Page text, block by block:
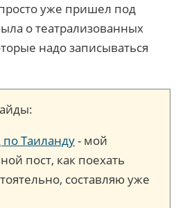
уже пришел под
о театрализованных
надо записываться
по Таиланду- мой
пост, как поехать
составляю уже